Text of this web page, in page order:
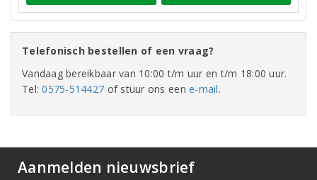
Telefonisch bestellen of een vraag?
Vandaag bereikbaar van 10:00 t/m uur en t/m 18:00 uur.
Tel:0575-514427 of stuur ons eene-mail.
Aanmelden nieuwsbrief